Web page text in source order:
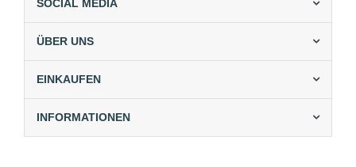
SOCIAL MEDIA
ÜBER UNS
EINKAUFEN
INFORMATIONEN